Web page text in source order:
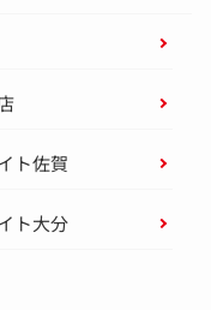
ト佐賀
ト大分